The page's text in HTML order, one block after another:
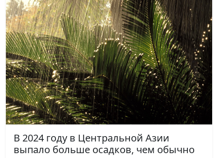
В 2024 году в Центральной Азии
выпало больше осадков, чем обычно